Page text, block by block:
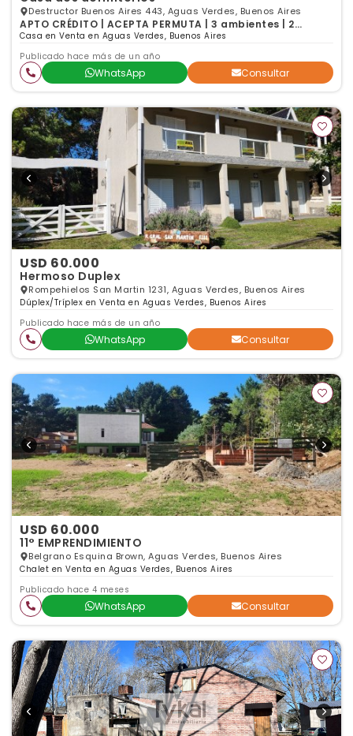
Destructor Buenos Aires 443, Aguas Verdes, Buenos Aires
APTO CRÉDITO | ACEPTA PERMUTA | 3 ambientes | 2
dormitorios | 1 baño
Casa en Venta en Aguas Verdes, Buenos Aires
Publicado hace más de un año
WhatsApp Consultar
USD 60.000
Hermoso Duplex
Rompehielos San Martin 1231, Aguas Verdes, Buenos Aires
Dúplex/Tríplex en Venta en Aguas Verdes, Buenos Aires
Publicado hace más de un año
WhatsApp Consultar
USD 60.000
11° EMPRENDIMIENTO
Belgrano Esquina Brown, Aguas Verdes, Buenos Aires
Chalet en Venta en Aguas Verdes, Buenos Aires
Publicado hace 4 meses
WhatsApp Consultar